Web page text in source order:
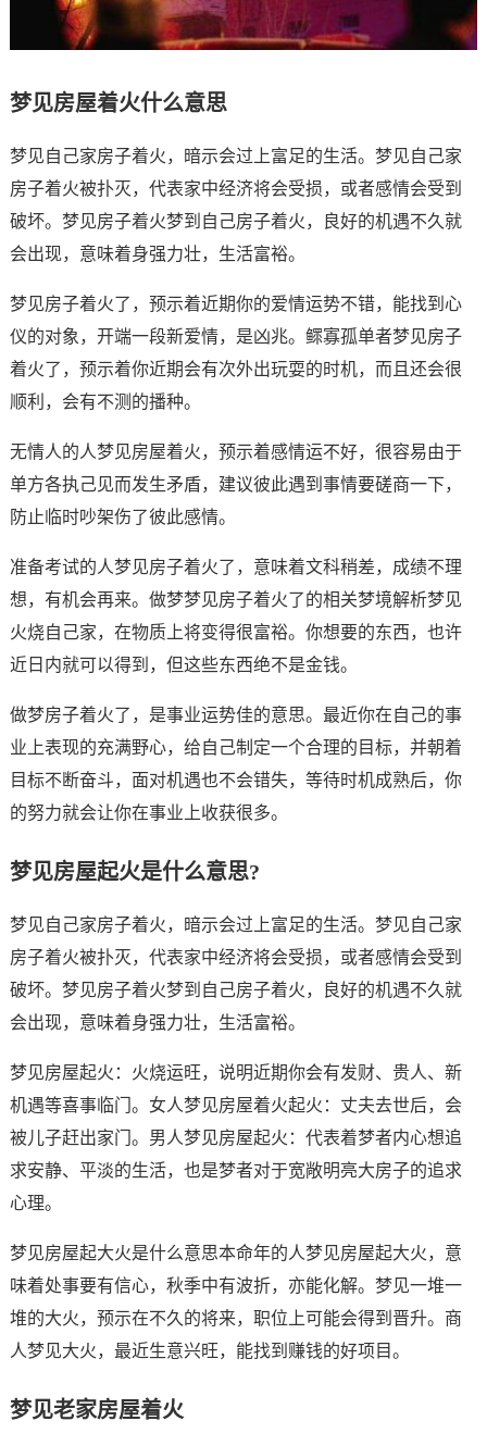
梦见房屋着火什么意思
梦见自己家房子着火，暗示会过上富足的生活。梦见自己家
房子着火被扑灭，代表家中经济将会受损，或者感情会受到
破坏。梦见房子着火梦到自己房子着火，良好的机遇不久就
会出现，意味着身强力壮，生活富裕。
梦见房子着火了，预示着近期你的爱情运势不错，能找到心
仪的对象，开端一段新爱情，是凶兆。鳏寡孤单者梦见房子
着火了，预示着你近期会有次外出玩耍的时机，而且还会很
顺利，会有不测的播种。
无情人的人梦见房屋着火，预示着感情运不好，很容易由于
单方各执己见而发生矛盾，建议彼此遇到事情要磋商一下，
防止临时吵架伤了彼此感情。
准备考试的人梦见房子着火了，意味着文科稍差，成绩不理
想，有机会再来。做梦梦见房子着火了的相关梦境解析梦见
火烧自己家，在物质上将变得很富裕。你想要的东西，也许
近日内就可以得到，但这些东西绝不是金钱。
做梦房子着火了，是事业运势佳的意思。最近你在自己的事
业上表现的充满野心，给自己制定一个合理的目标，并朝着
目标不断奋斗，面对机遇也不会错失，等待时机成熟后，你
的努力就会让你在事业上收获很多。
梦见房屋起火是什么意思?
梦见自己家房子着火，暗示会过上富足的生活。梦见自己家
房子着火被扑灭，代表家中经济将会受损，或者感情会受到
破坏。梦见房子着火梦到自己房子着火，良好的机遇不久就
会出现，意味着身强力壮，生活富裕。
梦见房屋起火：火烧运旺，说明近期你会有发财、贵人、新
机遇等喜事临门。女人梦见房屋着火起火：丈夫去世后，会
被儿子赶出家门。男人梦见房屋起火：代表着梦者内心想追
求安静、平淡的生活，也是梦者对于宽敞明亮大房子的追求
心理。
梦见房屋起大火是什么意思本命年的人梦见房屋起大火，意
味着处事要有信心，秋季中有波折，亦能化解。梦见一堆一
堆的大火，预示在不久的将来，职位上可能会得到晋升。商
人梦见大火，最近生意兴旺，能找到赚钱的好项目。
梦见老家房屋着火